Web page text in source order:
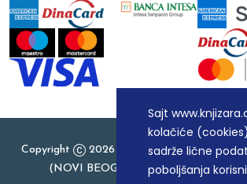
Sajt
kolačiće
sadrže lične
poboljšanja
Copyright
2026 Knjizara.com - MAKART
(NOVI BEOGRAD), PIB: 105184104,